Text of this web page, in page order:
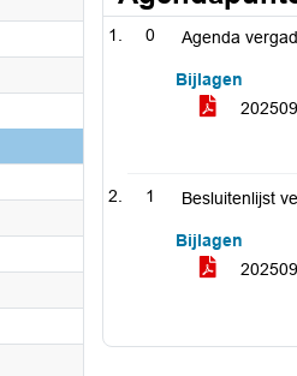
0 Agenda
Bijlagen
1 Besluitenlijst
Bijlagen